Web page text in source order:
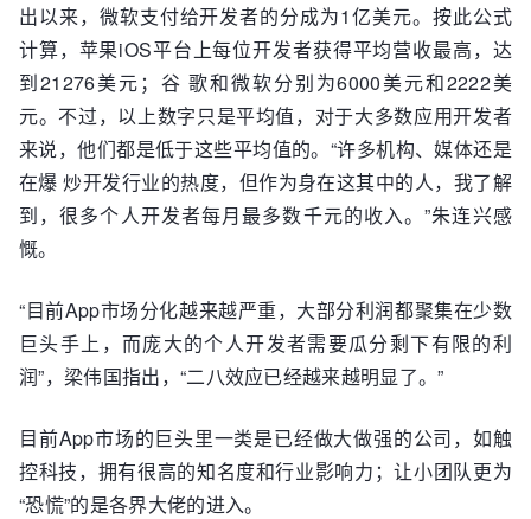
出以来，微软支付给开发者的分成为1亿美元。按此公式
计算，苹果iOS平台上每位开发者获得平均营收最高，达
到21276美元；谷 歌和微软分别为6000美元和2222美
元。不过，以上数字只是平均值，对于大多数应用开发者
来说，他们都是低于这些平均值的。“许多机构、媒体还是
在爆 炒开发行业的热度，但作为身在这其中的人，我了解
到，很多个人开发者每月最多数千元的收入。”朱连兴感
慨。
“目前App市场分化越来越严重，大部分利润都聚集在少数
巨头手上，而庞大的个人开发者需要瓜分剩下有限的利
润”，梁伟国指出，“二八效应已经越来越明显了。”
目前App市场的巨头里一类是已经做大做强的公司，如触
控科技，拥有很高的知名度和行业影响力；让小团队更为
“恐慌”的是各界大佬的进入。